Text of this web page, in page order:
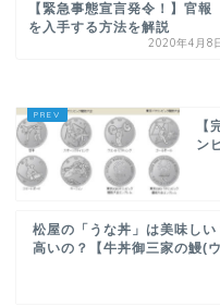
【緊急事態宣言発令！】官報
を入手する方法を解説
2020年4月8
【
ン
松屋の「うな丼」は美味しい
高いの？【牛丼御三家の鰻(